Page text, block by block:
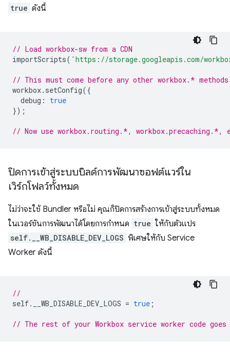
true ดังนี้
// Load workbox-sw from a CDN
importScripts( 'https://storage.googleapis.com/
// This must come before any other workbox.*
workbox. setConfig({
debug :
true
});
// Now use workbox.routing.*, workbox.precaching.*,
ปิดการเข้าสู่ระบบบิลด์การพัฒนาซอฟต์แวร์ใน
เวิร์กโฟลว์ทั้งหมด
ไม่ว่าจะใช้ Bundler หรือไม่ คุณก็ปิดการสร้างการเข้าสู่ระบบทั้งหมด
ในเวอร์ชันการพัฒนาได้โดยการกำหนด true ให้กับตัวแปร
self.__WB_DISABLE_DEV_LOGS พิเศษให้กับ Service
Worker ดังนี้
//
self. __WB_DISABLE_DEV_LOGS = true ;
// The rest of your Workbox service worker code goes